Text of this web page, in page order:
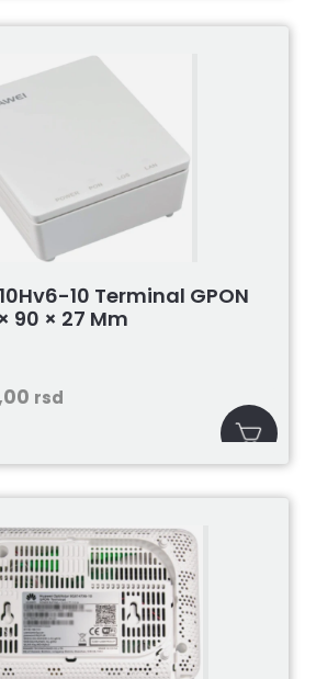
10 Terminal GPON
90 × 27 Mm
rsd